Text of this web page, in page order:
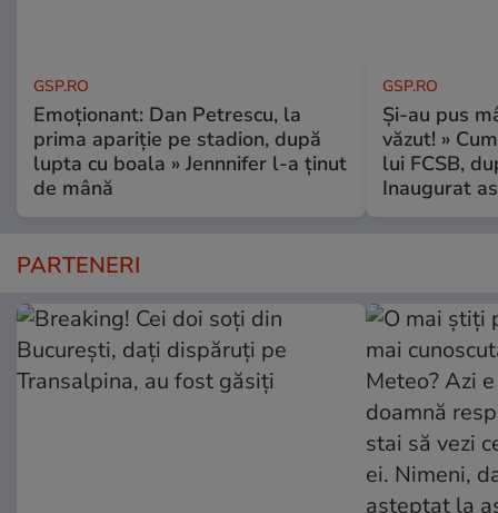
GSP.RO
Emoționant: Dan Petrescu, la
prima apariție pe stadion, după
lupta cu boala » Jennnifer l-a ținut
de mână
GSP.RO
Și-au pus
văzut! »
lui FCSB,
Inaugurat
PARTENERI